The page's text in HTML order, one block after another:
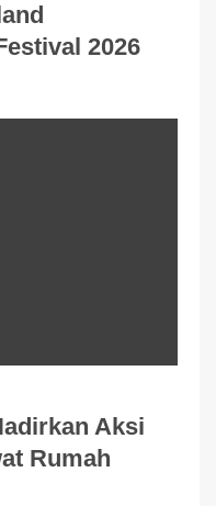
2026
Aksi
Rumah